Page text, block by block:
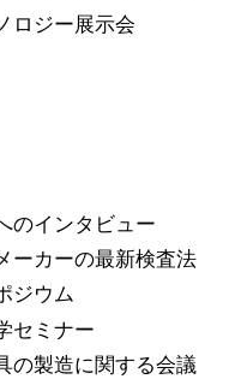
ロジー展示会
のインタビュー
ーカーの最新検査法
ジウム
セミナー
の製造に関する会議